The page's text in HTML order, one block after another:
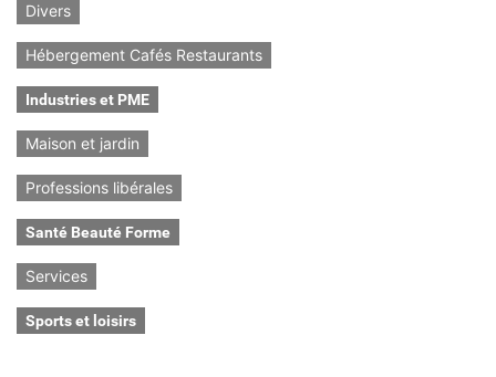
Divers
Hébergement Cafés Restaurants
Industries et PME
Maison et jardin
Professions libérales
Santé Beauté Forme
Services
Sports et loisirs